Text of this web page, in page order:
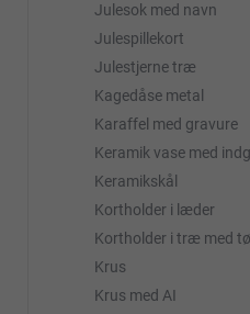
Julesok med navn
Julespillekort
Julestjerne træ
Kagedåse metal
Karaffel med gravure
Keramik vase med
Keramikskål
Kortholder i læder
Kortholder i træ med
Krus
Krus med AI